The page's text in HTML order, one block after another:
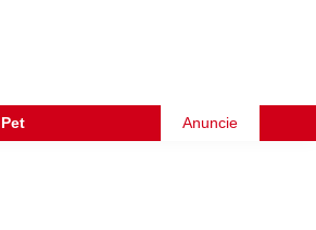
Pet Anuncie